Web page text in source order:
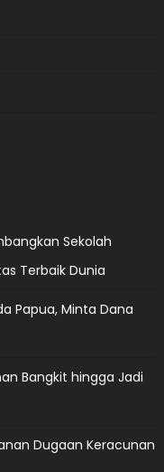
Sekolah
Terbaik Dunia
Papua, Minta Dana
Bangkit hingga Jadi
Dugaan Keracunan